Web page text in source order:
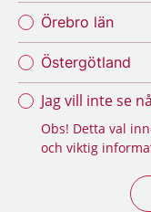
Örebro län
Östergötland
Jag vill inte se
Obs! Detta val
och viktig